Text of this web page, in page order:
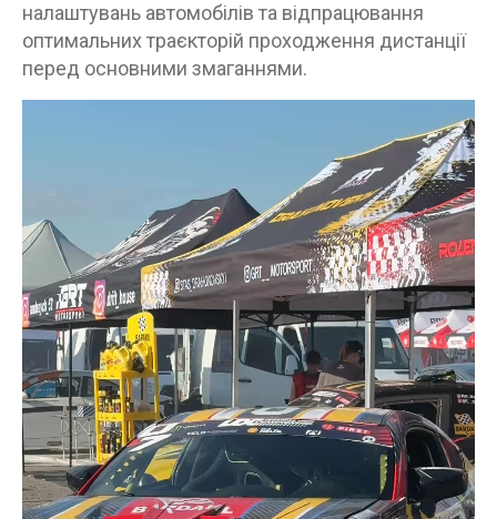
налаштувань автомобілів та відпрацювання
оптимальних траєкторій проходження дистанції
перед основними змаганнями.